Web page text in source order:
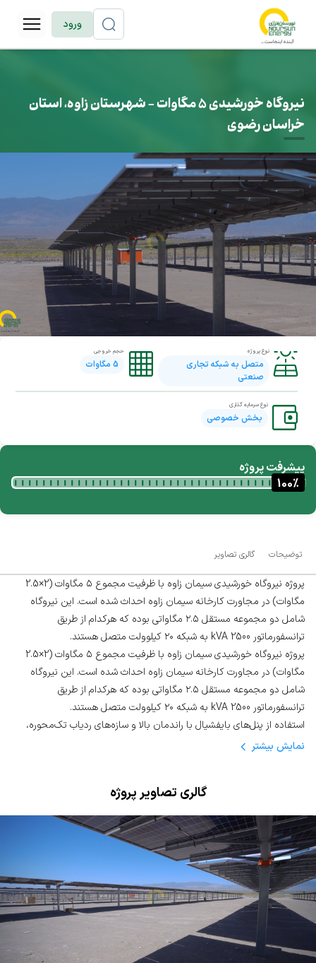
ورود
نیروگاه خورشیدی 5 مگاوات - شهرستان زاوه، استان
خراسان رضوی
نوع پروژه
متصل به شبکه تجاری
صنعتی
حجم خروجی
5 مگاوات
نوع سرمایه گذاری
بخش خصوصی
پیشرفت پروژه
100%
توضیحات گالری تصاویر
پروژه نیروگاه خورشیدی سیمان زاوه با ظرفیت مجموع ۵ مگاوات (2×2.5
مگاوات) در مجاورت کارخانه سیمان زاوه احداث شده است. این نیروگاه
شامل دو مجموعه مستقل ۲.۵ مگاواتی بوده که هرکدام از طریق
ترانسفورماتور 2500 kVA به شبکه ۲۰ کیلوولت متصل هستند.
پروژه نیروگاه خورشیدی سیمان زاوه با ظرفیت مجموع ۵ مگاوات (2×2.5
مگاوات) در مجاورت کارخانه سیمان زاوه احداث شده است. این نیروگاه
شامل دو مجموعه مستقل ۲.۵ مگاواتی بوده که هرکدام از طریق
ترانسفورماتور 2500 kVA به شبکه ۲۰ کیلوولت متصل هستند.
استفاده از پنل‌های بایفشیال با راندمان بالا و سازه‌های ردیاب تک‌محوره،
باعث افزایش تولید انرژی و بهینه‌سازی عملکرد نیروگاه شده است. این پروژه
بورس، گامی مهم در توسعه انرژی‌های تجدیدپذیر و کاهش آلایندگی
زیست‌محیطی برداشته شده است.
ویژگی‌های پروژه سیمان زاوه
✅ظرفیت کل:۵ مگاوات (2×2.5 مگاوات)
✅مساحت هر نیروگاه:
۴.۸ هکتار (احداث زمینی در مجاورت کارخانه
سیمان زاوه)
✅اتصال به شبکه:۲۰ کیلوولت با دو ترانسفورماتور 2500 kVA
✅
پنل خورشیدی:Trina 690W بایفشیال – تعداد کل 7300 عدد
✅ سازه: ترکر ردیاب تک‌محوره 2P با فولاد ST52
نمایش بیشتر
گالری تصاویر پروژه